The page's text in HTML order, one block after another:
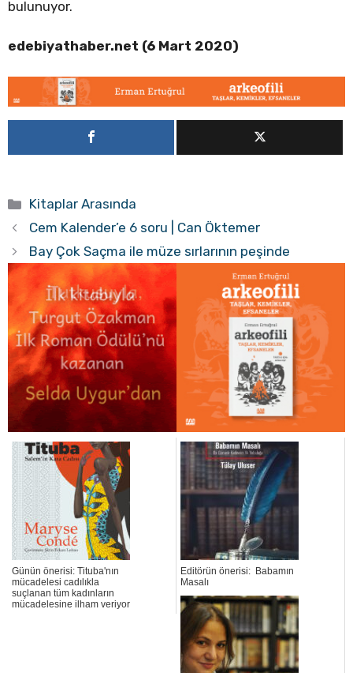
bulunuyor.
edebiyathaber.net (6 Mart 2020)
Kategoriler
Kitaplar Arasında
Cem Kalender’e 6 soru | Can Öktemer
Bay Çok Saçma ile müze sırlarının peşinde
Günün önerisi: Tituba'nın
mücadelesi cadılıkla
suçlanan tüm kadınların
mücadelesine ilham veriyor
Editörün önerisi: Babamın
Masalı